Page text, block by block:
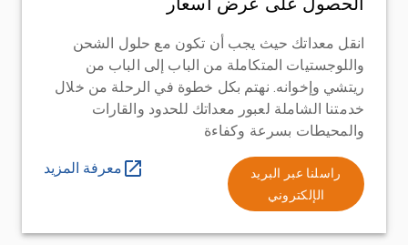
انقل معداتك حيث يجب أن تكون مع حلول الشحن
واللوجستيات المتكاملة من الباب إلى الباب من
ريتشي وإخوانه. نهتم بكل خطوة في الرحلة من خلال
خدمتنا الشاملة لعبور معداتك للحدود والقارات
والمحيطات بسرعة وكفاءة
راسلنا عبر البريد
الإلكتروني
معرفة المزيد